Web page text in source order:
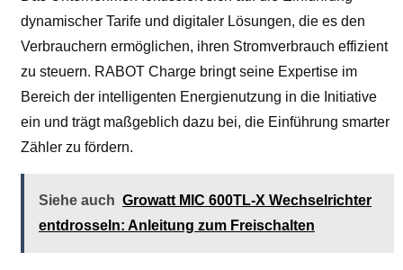
dynamischer Tarife und digitaler Lösungen, die es den
Verbrauchern ermöglichen, ihren Stromverbrauch effizient
zu steuern. RABOT Charge bringt seine Expertise im
Bereich der intelligenten Energienutzung in die Initiative
ein und trägt maßgeblich dazu bei, die Einführung smarter
Zähler zu fördern.
Siehe auch Growatt MIC 600TL-X Wechselrichter
entdrosseln: Anleitung zum Freischalten